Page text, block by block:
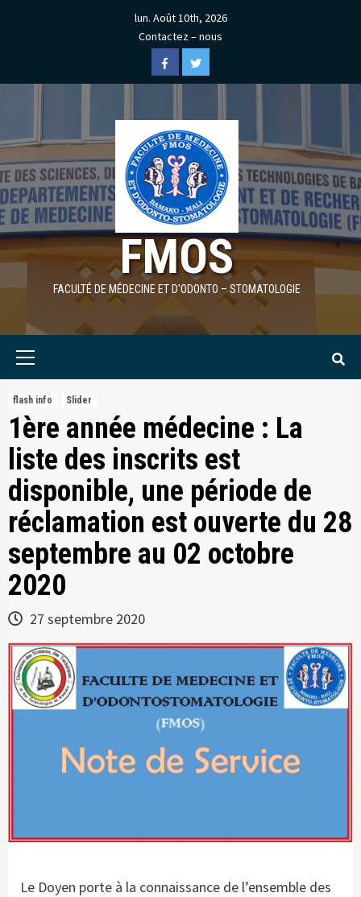
lun. Août 10th, 2026
Contactez – nous
FacebookTwitter
FMOS
FACULTÉ DE MÉDECINE ET D'ODONTO – STOMATOLOGIE
flash info Slider
1ère année médecine : La
liste des inscrits est
disponible, une période de
réclamation est ouverte du 28
septembre au 02 octobre
2020
27 septembre 2020
Le Doyen porte à la connaissance de l’ensemble des